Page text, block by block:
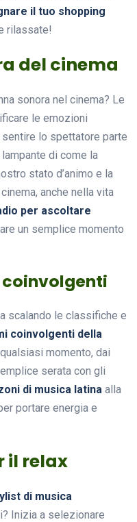
il tuo shopping
rilassate!
del cinema
sonora nel cinema? Le
le emozioni
lo spettatore parte
di come la
stato d’animo e la
anche nella vita
per ascoltare
un semplice momento
scalando le classifiche e
coinvolgenti della
momento, dai
serata con gli
di musica latina alla
portare energia e
il relax
di musica
Inizia a selezionare